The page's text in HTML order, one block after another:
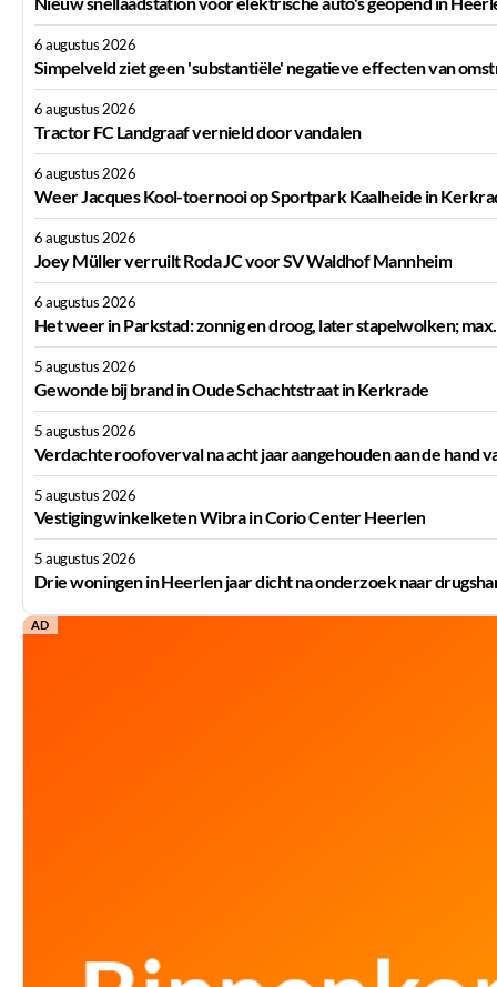
6 augustus 2026
Simpelveld ziet geen 'substantiële' negatieve effecten van
6 augustus 2026
Tractor FC Landgraaf vernield door vandalen
6 augustus 2026
Weer Jacques Kool-toernooi op Sportpark Kaalheide in
6 augustus 2026
Joey Müller verruilt Roda JC voor SV Waldhof Mannheim
6 augustus 2026
Het weer in Parkstad: zonnig en droog, later stapelwolken; max.
5 augustus 2026
Gewonde bij brand in Oude Schachtstraat in Kerkrade
5 augustus 2026
Verdachte roofoverval na acht jaar aangehouden aan de hand
5 augustus 2026
Vestiging winkelketen Wibra in Corio Center Heerlen
5 augustus 2026
Drie woningen in Heerlen jaar dicht na onderzoek naar
AD